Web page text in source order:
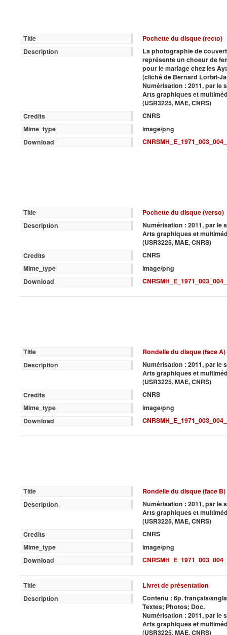
Title
Pochette du disque (recto)
Description
La photographie de
représente un choeur de
pour le mariage chez les
(cliché de Bernard Lortat-
Numérisation : 2011, par le
Arts graphiques et
(USR3225, MAE, CNRS)
Credits
CNRS
Mime_type
image/png
Download
Title
Pochette du disque (verso)
Description
Numérisation : 2011, par le
Arts graphiques et
(USR3225, MAE, CNRS)
Credits
CNRS
Mime_type
image/png
Download
Title
Rondelle du disque (face A)
Description
Numérisation : 2011, par le
Arts graphiques et
(USR3225, MAE, CNRS)
Credits
CNRS
Mime_type
image/png
Download
Title
Rondelle du disque (face B)
Description
Numérisation : 2011, par le
Arts graphiques et
(USR3225, MAE, CNRS)
Credits
CNRS
Mime_type
image/png
Download
Title
Livret de présentation
Description
Contenu : 6p. français/
Textes; Photos; Doc.
Numérisation : 2011, par le
Arts graphiques et
(USR3225, MAE, CNRS)